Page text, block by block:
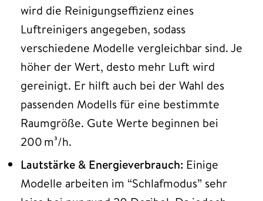
wird die Reinigungseffizienz eines
Luftreinigers angegeben, sodass
verschiedene Modelle vergleichbar sind. Je
höher der Wert, desto mehr Luft wird
gereinigt. Er hilft auch bei der Wahl des
passenden Modells für eine bestimmte
Raumgröße. Gute Werte beginnen bei
200 m³/h.
Lautstärke & Energieverbrauch: Einige
Modelle arbeiten im “Schlafmodus” sehr